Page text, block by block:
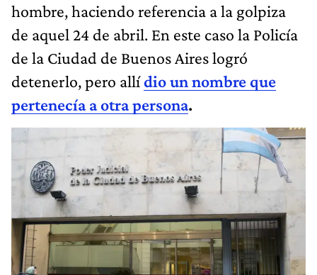
hombre, haciendo referencia a la golpiza
de aquel 24 de abril. En este caso la Policía
de la Ciudad de Buenos Aires logró
detenerlo, pero allídio un nombre que
pertenecía a otra persona.